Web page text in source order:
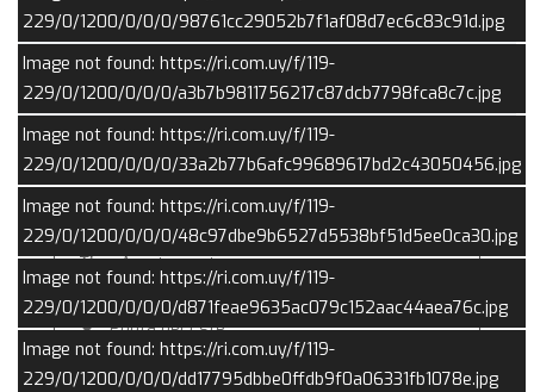
–/20
229/0/1200/0/0/0/98761cc29052b7f1af08d7ec6c83c91d.jpg
Image not found: https://ri.com.uy/f/119-
229/0/1200/0/0/0/a3b7b9811756217c87dcb7798fca8c7c.jpg
Image not found: https://ri.com.uy/f/119-
229/0/1200/0/0/0/33a2b77b6afc99689617bd2c43050456.jpg
Image not found: https://ri.com.uy/f/119-
229/0/1200/0/0/0/48c97dbe9b6527d5538bf51d5ee0ca30.jpg
Image not found: https://ri.com.uy/f/119-
229/0/1200/0/0/0/d871feae9635ac079c152aac44aea76c.jpg
Image not found: https://ri.com.uy/f/119-
229/0/1200/0/0/0/dd17795dbbe0ffdb9f0a06331fb1078e.jpg
Tipo:Apartamento
Península
Punta del Este
Maldonado